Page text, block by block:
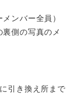
ンバー全員）
側の写真のメ
引き換え所まで